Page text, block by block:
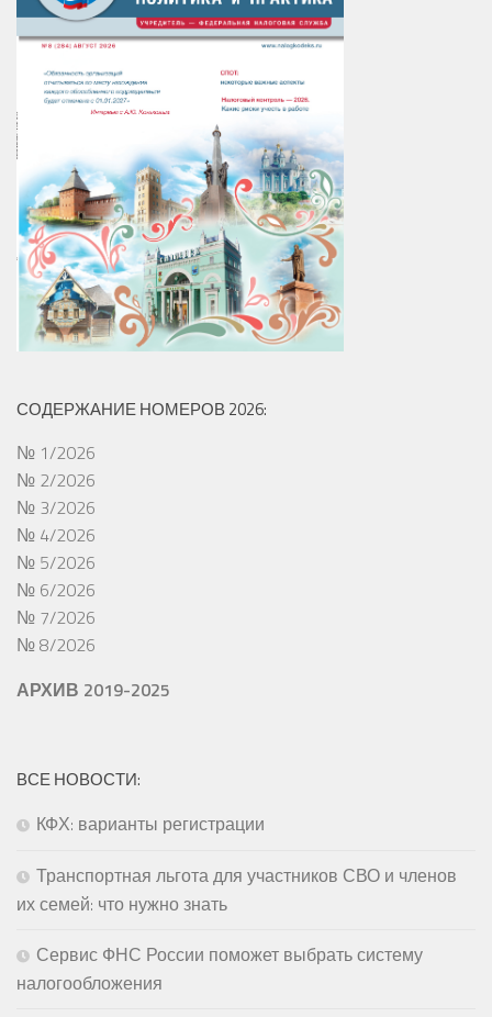
СОДЕРЖАНИЕ НОМЕРОВ 2026:
№ 1/2026
№ 2/2026
№ 3/2026
№ 4/2026
№ 5/2026
№ 6/2026
№ 7/2026
№ 8/2026
АРХИВ 2019-2025
ВСЕ НОВОСТИ:
КФХ: варианты регистрации
Транспортная льгота для участников СВО и членов
их семей: что нужно знать
Сервис ФНС России поможет выбрать систему
налогообложения